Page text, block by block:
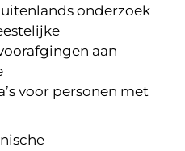
onderzoek
aan
voor personen met